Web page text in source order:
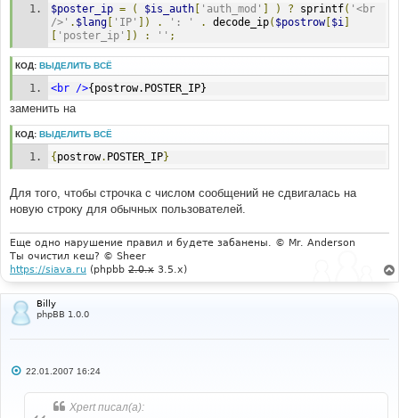
$poster_ip = ( $is_auth [ 'auth_mod' ] ) ? sprintf( '<br
/>' . $lang [ 'IP' ]) . ': ' . decode_ip( $postrow[$i ]
[ 'poster_ip' ]) : '' ;
КОД: ВЫДЕЛИТЬ ВСЁ
<br />{postrow.POSTER_IP}
заменить на
КОД: ВЫДЕЛИТЬ ВСЁ
{postrow. POSTER_IP}
Для того, чтобы строчка с числом сообщений не сдвигалась на
новую строку для обычных пользователей.
Еще одно нарушение правил и будете забанены. © Mr. Anderson
Ты очистил кеш? © Sheer
https://siava.ru (phpbb 2.0.x 3.5.x)
Billy
phpBB 1.0.0
С22.01.2007 16:24
Xpert писал(а):